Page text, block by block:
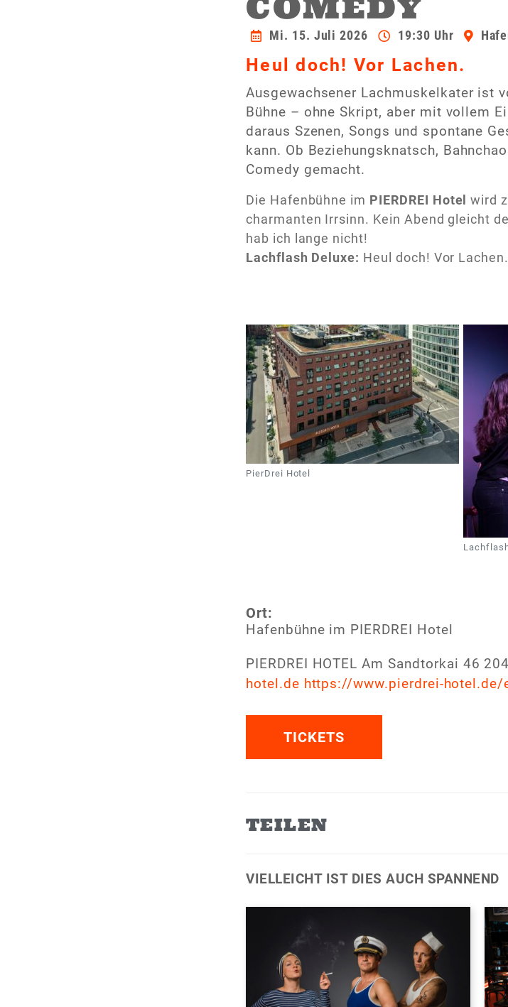
Mi. 15. Juli 2026 19:30 Uhr
Heul doch! Vor Lachen.
Ausgewachsener Lachmuskelkater ist
Bühne – ohne Skript, aber mit vollem
daraus Szenen, Songs und spontane
kann. Ob Beziehungsknatsch,
Comedy gemacht.
Die Hafenbühne im PIERDREI Hotel wird
charmanten Irrsinn. Kein Abend gleicht
hab ich lange nicht!
Lachflash Deluxe: Heul doch! Vor Lachen.
PierDrei Hotel
Ort:
Hafenbühne im PIERDREI Hotel
PIERDREI HOTEL Am Sandtorkai 46
hotel.de https://www.pierdrei-
TICKETS
TEILEN
VIELLEICHT IST DIES AUCH SPANNEND